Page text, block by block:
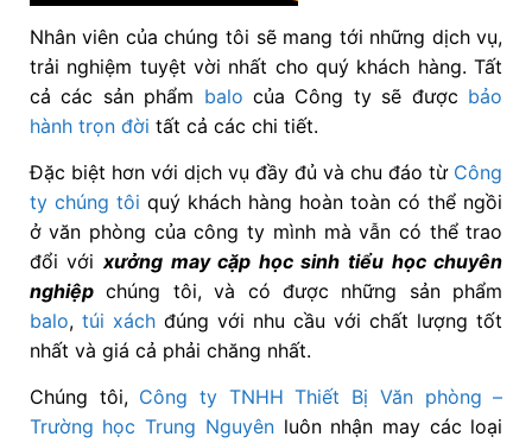
Nhân viên của chúng tôi sẽ mang tới những dịch vụ,
trải nghiệm tuyệt vời nhất cho quý khách hàng. Tất
cả các sản phẩm balo của Công ty sẽ được bảo
hành trọn đời tất cả các chi tiết.
Đặc biệt hơn với dịch vụ đầy đủ và chu đáo từ Công
ty chúng tôi quý khách hàng hoàn toàn có thể ngồi
ở văn phòng của công ty mình mà vẫn có thể trao
đổi với xưởng may cặp học sinh tiểu học chuyên
nghiệpchúng tôi, và có được những sản phẩm
balo, túi xáchđúng với nhu cầu với chất lượng tốt
nhất và giá cả phải chăng nhất.
Chúng tôi, Công ty TNHH Thiết Bị Văn phòng –
Trường học Trung Nguyênluôn nhận may các loại